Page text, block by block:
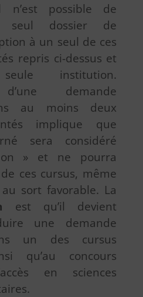
possible de
seul dossier de
à un seul de ces
repris ci-dessus et
institution.
d’une demande
au moins deux
implique que
sera considéré
» et ne pourra
ces cursus, même
sort favorable. La
est qu’il devient
une demande
un des cursus
qu’au concours
en sciences